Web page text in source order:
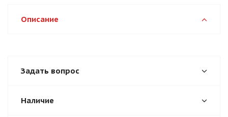
Описание
Задать вопрос
Наличие